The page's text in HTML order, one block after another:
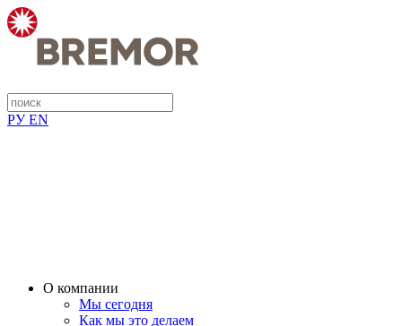
РУ EN
О компании
Мы сегодня
Как мы это делаем